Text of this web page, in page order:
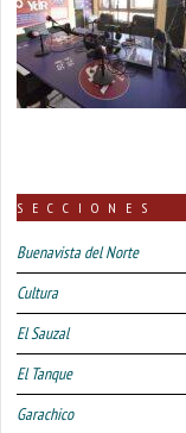
SECCIONES
Buenavista del Norte
Cultura
El Sauzal
El Tanque
Garachico